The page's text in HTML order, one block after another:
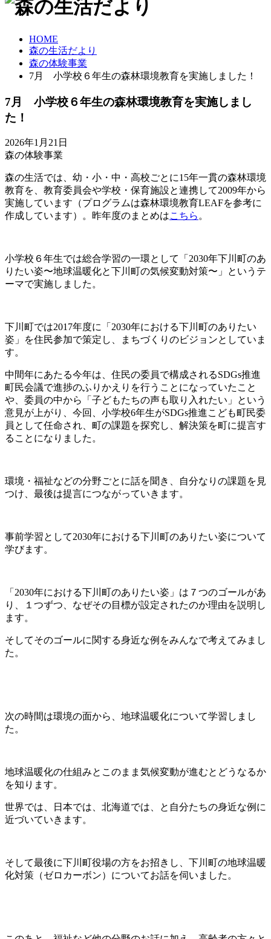
HOME
森の生活だより
森の体験事業
7月 小学校６年生の森林環境教育を実施しました！
7月 小学校６年生の森林環境教育を実施しまし
た！
2026年1月21日
森の体験事業
森の生活では、幼・小・中・高校ごとに15年一貫の森林環境
教育を、教育委員会や学校・保育施設と連携して2009年から
実施しています（プログラムは森林環境教育LEAFを参考に
作成しています）。昨年度のまとめはこちら 。
小学校６年生では総合学習の一環として「2030年下川町のあ
りたい姿〜地球温暖化と下川町の気候変動対策〜」というテ
ーマで実施しました。
下川町では2017年度に「2030年における下川町のありたい
姿」を住民参加で策定し、まちづくりのビジョンとしていま
す。
中間年にあたる今年は、住民の委員で構成されるSDGs推進
町民会議で進捗のふりかえりを行うことになっていたこと
や、委員の中から「子どもたちの声も取り入れたい」という
意見が上がり、今回、小学校6年生がSDGs推進こども町民委
員として任命され、町の課題を探究し、解決策を町に提言す
ることになりました。
環境・福祉などの分野ごとに話を聞き、自分なりの課題を見
つけ、最後は提言につながっていきます。
事前学習として2030年における下川町のありたい姿について
学びます。
「2030年における下川町のありたい姿」は７つのゴールがあ
り、１つずつ、なぜその目標が設定されたのか理由を説明し
ます。
そしてそのゴールに関する身近な例をみんなで考えてみまし
た。
次の時間は環境の面から、地球温暖化について学習しまし
た。
地球温暖化の仕組みとこのまま気候変動が進むとどうなるか
を知ります。
世界では、日本では、北海道では、と自分たちの身近な例に
近づいていきます。
そして最後に下川町役場の方をお招きし、下川町の地球温暖
化対策（ゼロカーボン）についてお話を伺いました。